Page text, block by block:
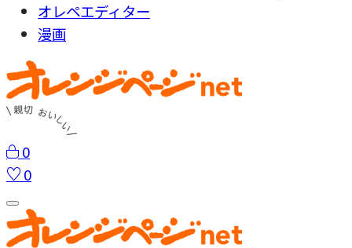
オレペエディター
漫画
0
0